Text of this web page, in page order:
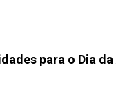
para o Dia